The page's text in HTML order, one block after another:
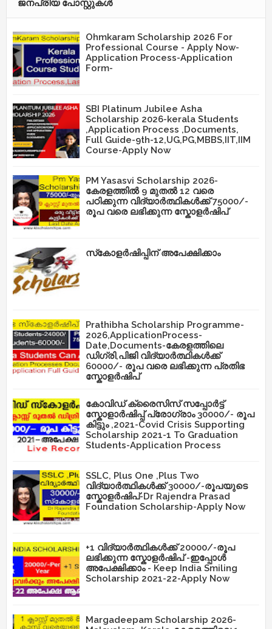
ജനപ്രിയ പോസ്റ്റുകള്‍‌
Ohmkaram Scholarship 2026 For
Professional Course - Apply Now-
Application Process-Application
Form-
SBI Platinum Jubilee Asha
Scholarship 2026-kerala Students
,Application Process ,Documents,
Full Guide-9th-12,UG,PG,MBBS,IIT,IIM
Course-Apply Now
PM Yasasvi Scholarship 2026-
കേരളത്തിൽ 9 മുതൽ 12 വരെ
പഠിക്കുന്ന വിദ്യാർത്ഥികൾക്ക് 75000/-
രൂപ വരെ ലഭിക്കുന്ന സ്കോളർഷിപ്
സ്‌കോളർഷിപ്പിന് അപേക്ഷിക്കാം
Prathibha Scholarship Programme-
2026,ApplicationProcess-
Date,Documents-കേരളത്തിലെ
ഡിഗ്രി,പിജി വിദ്യാർത്ഥികൾക്ക്
60000/- രൂപ വരെ ലഭിക്കുന്ന പ്രതിഭ
സ്കോളർഷിപ്
കോവിഡ് ക്രൈസിസ് സപ്പോർട്ട്
സ്കോളാർഷിപ്പ് പ്രോഗ്രാം 30000/- രൂപ
കിട്ടും ,2021-Covid Crisis Supporting
Scholarship 2021-1 To Graduation
Students-Application Process
SSLC, Plus One ,Plus Two
വിദ്യാർത്ഥികൾക്ക് 30000/-രൂപയുടെ
സ്കോളർഷിപ്-Dr Rajendra Prasad
Foundation Scholarship-Apply Now
+1 വിദ്യാർത്ഥികൾക്ക് 20000/-രൂപ
ലഭിക്കുന്ന സ്കോളർഷിപ് -ഇപ്പോൾ
അപേക്ഷിക്കാം - Keep India Smiling
Scholarship 2021-22-Apply Now
Margadeepam Scholarship 2026-